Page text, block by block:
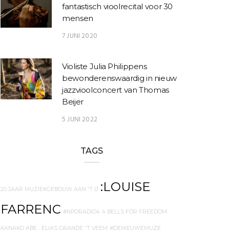
fantastisch vioolrecital voor 30
mensen
7 JUNI 2020
Violiste Julia Philippens
bewonderenswaardig in nieuw
jazzvioolconcert van Thomas
Beijer
5 JUNI 2022
TAGS
20 JAAR MUZIEKGEBOUW AAN 'T IJ :LOUISE
FARRENC #NPORADIO4 4 BELLS FOR FREEDOM
KANAKO ABE . ELIAS GRANDE 'T VEEM #DENIEUWEMUZE